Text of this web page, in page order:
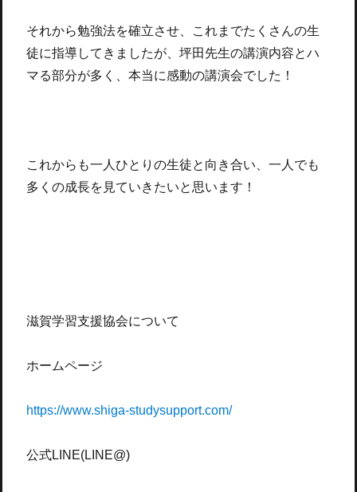
それから勉強法を確立させ、これまでたくさんの生
徒に指導してきましたが、坪田先生の講演内容とハ
マる部分が多く、本当に感動の講演会でした！
これからも一人ひとりの生徒と向き合い、一人でも
多くの成長を見ていきたいと思います！
滋賀学習支援協会について
ホームページ
https://www.shiga-studysupport.com/
公式LINE(LINE@)